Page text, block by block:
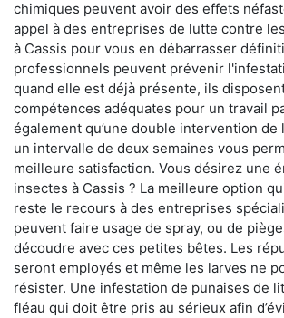
chimiques peuvent avoir des effets
appel à des entreprises de lutte contre
à Cassis pour vous en débarrasser
professionnels peuvent prévenir
quand elle est déjà présente, ils
compétences adéquates pour un travail
également qu’une double intervention de
un intervalle de deux semaines vous
meilleure satisfaction. Vous désirez une
insectes à Cassis ? La meilleure option
reste le recours à des entreprises
peuvent faire usage de spray, ou de
découdre avec ces petites bêtes. Les
seront employés et même les larves ne
résister. Une infestation de punaises de
fléau qui doit être pris au sérieux afin